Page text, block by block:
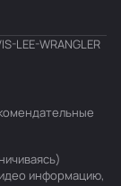
LEE-WRANGLER
информацию,